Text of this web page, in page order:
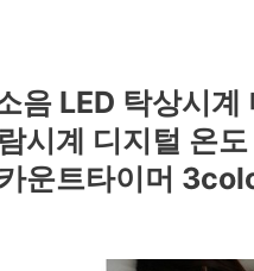
음 LED 탁상시계
시계 디지털 온도
운트타이머